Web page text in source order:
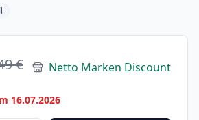
€ Netto Marken Discount
16.07.2026